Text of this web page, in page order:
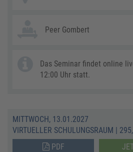
Peer Gombert
Das Seminar findet online
12:00 Uhr statt.
MITTWOCH, 13.01.2027
VIRTUELLER SCHULUNGSRAUM |
PDF